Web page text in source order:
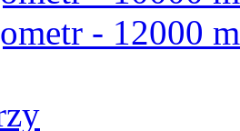
- 12000 m